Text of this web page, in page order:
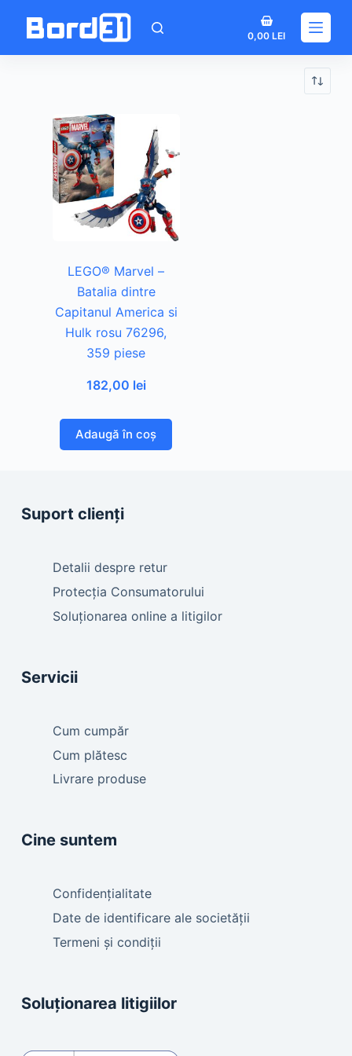
Coș
de
cumpărături
0,00LEI
LEGO® Marvel –
Batalia dintre
Capitanul America si
Hulk rosu 76296,
359 piese
182,00 lei
Adaugă în coș
Suport clienți
Detalii despre retur
Protecția Consumatorului
Soluționarea online a litigilor
Servicii
Cum cumpăr
Cum plătesc
Livrare produse
Cine suntem
Confidențialitate
Date de identificare ale societății
Termeni și condiții
Soluționarea litigiilor